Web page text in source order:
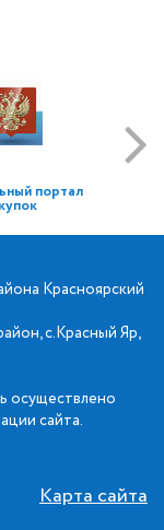
портал
Красноярский
с.Красный Яр,
осуществлено
сайта.
Карта сайта